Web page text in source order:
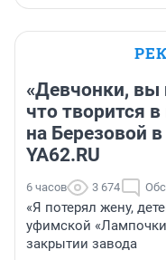
«Девчонки, вы
что творится
на Березовой
YA62.RU
6 часов 3 674
«Я потерял жену,
уфимской
закрытии завода